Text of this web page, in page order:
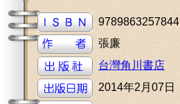
9789863257844
張廉
台灣角川書店
2014年2月07日